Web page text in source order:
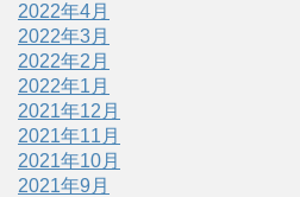
2022年4月
2022年3月
2022年2月
2022年1月
2021年12月
2021年11月
2021年10月
2021年9月